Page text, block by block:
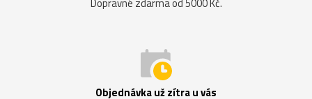
Objednávka už zítra u vás